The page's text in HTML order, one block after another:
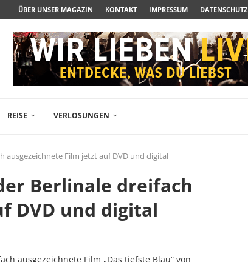
DER BESONDEREN ART
WIRD
UND...
AUF DVD...
ROMCOM AUS 1963...
ÜBER UNSER MAGAZIN KONTAKT IMPRESSUM DATENSCHUTZ
REISE VERLOSUNGEN
ausgezeichnete Film jetzt auf DVD und digital
Berlinale dreifach
DVD und digital
ausgezeichnete Film „Das tiefste Blau“ von